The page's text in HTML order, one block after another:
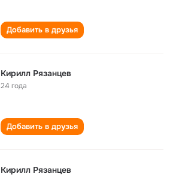
Добавить в друзья
Кирилл Рязанцев
24 года
Добавить в друзья
Кирилл Рязанцев